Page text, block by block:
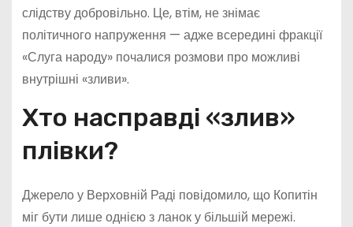
слідству добровільно. Це, втім, не знімає
політичного напруження — адже всередині фракції
«Слуга народу» почалися розмови про можливі
внутрішні «зливи».
Хто насправді «злив»
плівки?
Джерело у Верховній Раді повідомило, що Копитін
міг бути лише однією з ланок у більшій мережі.